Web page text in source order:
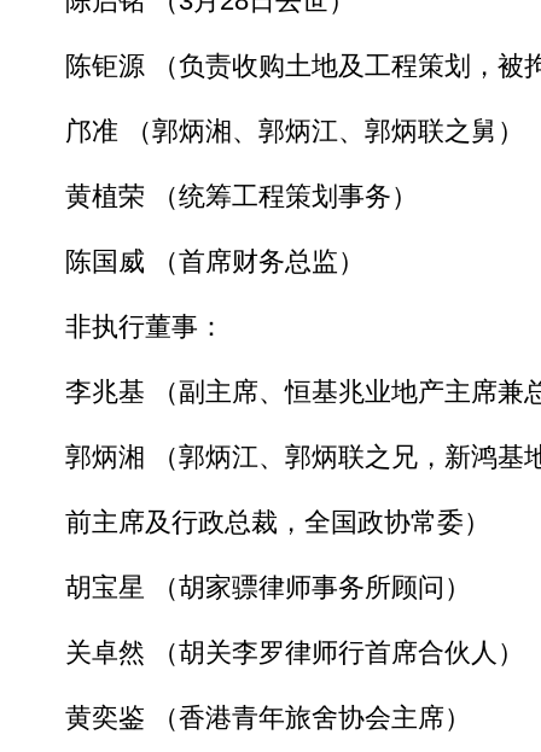
陈钜源 （负责收购土地及工程策划，被
邝准 （郭炳湘、郭炳江、郭炳联之舅）
黄植荣 （统筹工程策划事务）
陈国威 （首席财务总监）
非执行董事：
李兆基 （副主席、恒基兆业地产主席兼
郭炳湘 （郭炳江、郭炳联之兄，新鸿基
前主席及行政总裁，全国政协常委）
胡宝星 （胡家骠律师事务所顾问）
关卓然 （胡关李罗律师行首席合伙人）
黄奕鉴 （香港青年旅舍协会主席）